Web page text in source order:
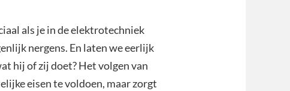
als je in de elektrotechniek
nergens. En laten we eerlijk
hij of zij doet? Het volgen van
eisen te voldoen, maar zorgt